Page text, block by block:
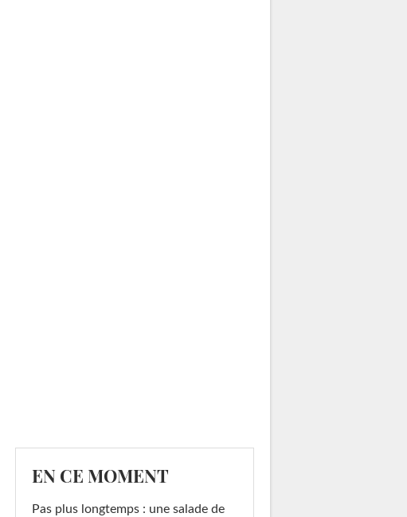
EN CE MOMENT
Pas plus longtemps : une salade de